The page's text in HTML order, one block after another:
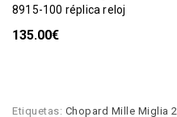
8915-100 réplica reloj
135.00€
Etiquetas: Chopard Mille Miglia